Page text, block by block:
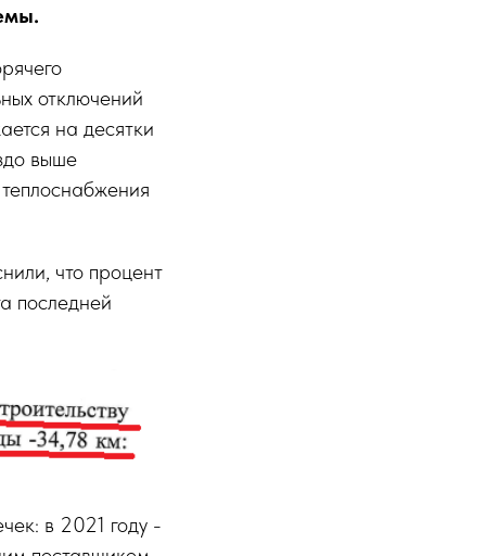
отключений
на десятки
выше
что процент
последней
в 2021 году -